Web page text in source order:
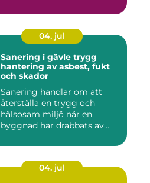
04. jul
Sanering i gävle trygg
hantering av asbest, fukt
och skador
Sanering handlar om att
återställa en trygg och
hälsosam miljö när en
byggnad har drabbats av
04. jul